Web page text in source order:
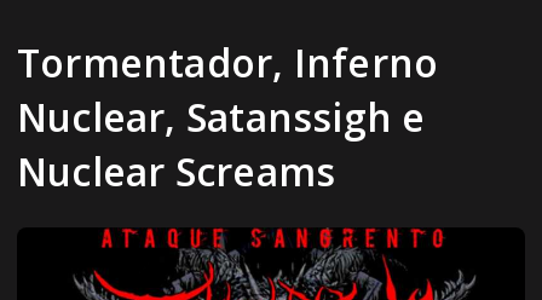
Tormentador, Inferno
Nuclear, Satanssigh e
Nuclear Screams